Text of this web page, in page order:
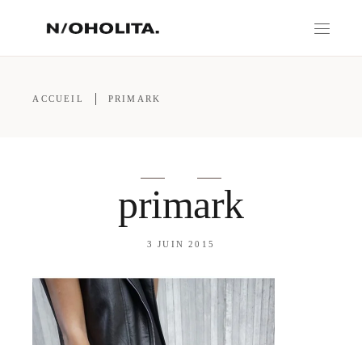
ACCUEIL PRIMARK
primark
3 JUIN 2015